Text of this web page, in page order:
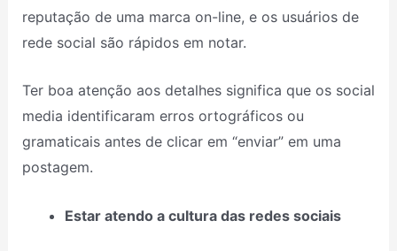
reputação de uma marca on-line, e os usuários de
rede social são rápidos em notar.
Ter boa atenção aos detalhes significa que os social
media identificaram erros ortográficos ou
gramaticais antes de clicar em “enviar” em uma
postagem.
Estar atendo a cultura das redes sociais